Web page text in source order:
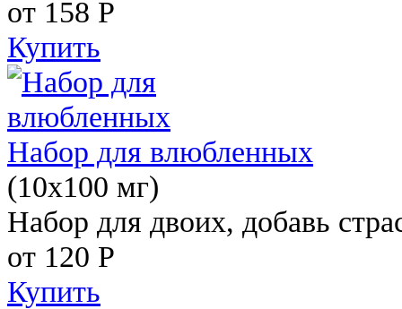
от 158 Р
Купить
Набор для влюбленных
(10х100 мг)
Набор для двоих, добавь
от 120 Р
Купить